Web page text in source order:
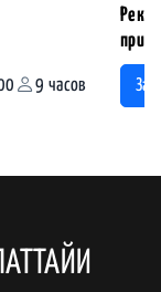
9 часов
Река